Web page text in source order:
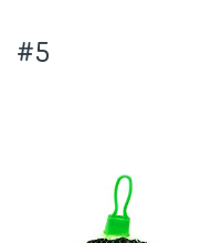
#5